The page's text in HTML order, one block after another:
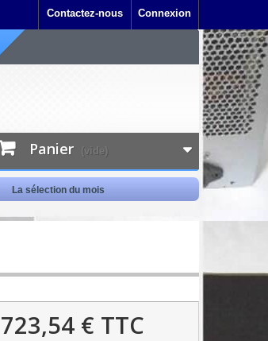
Connexion
Contactez-nous
Panier (vide)
La sélection du mois
723,54 € TTC